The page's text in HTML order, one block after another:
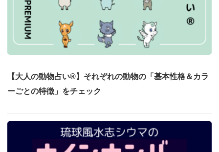
【大人の動物占い®】それぞれの動物の「基本性格＆カラ
ーごとの特徴」をチェック